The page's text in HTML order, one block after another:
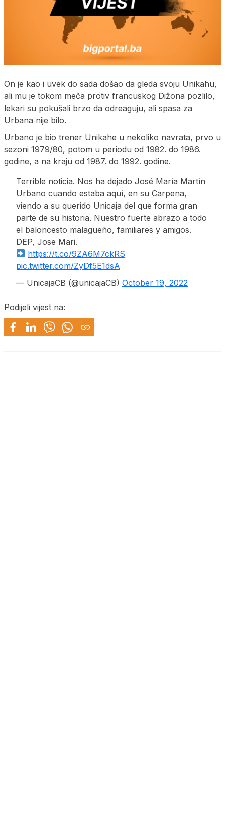
On je kao i uvek do sada došao da gleda svoju Unikahu,
ali mu je tokom meča protiv francuskog Dižona pozlilo,
lekari su pokušali brzo da odreaguju, ali spasa za
Urbana nije bilo.
Urbano je bio trener Unikahe u nekoliko navrata, prvo u
sezoni 1979/80, potom u periodu od 1982. do 1986.
godine, a na kraju od 1987. do 1992. godine.
Terrible noticia. Nos ha dejado José María Martín
Urbano cuando estaba aquí, en su Carpena,
viendo a su querido Unicaja del que forma gran
parte de su historia. Nuestro fuerte abrazo a todo
el baloncesto malagueño, familiares y amigos.
DEP, Jose Mari.
https://t.co/9ZA6M7ckRS
pic.twitter.com/ZyDf5E1dsA
— UnicajaCB (@unicajaCB) October 19, 2022
Podijeli vijest na: